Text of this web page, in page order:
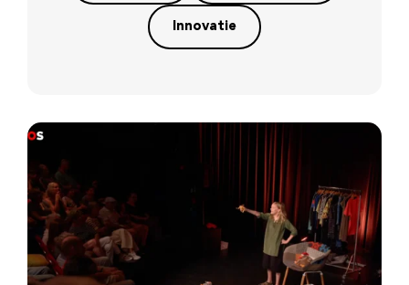
Innovatie